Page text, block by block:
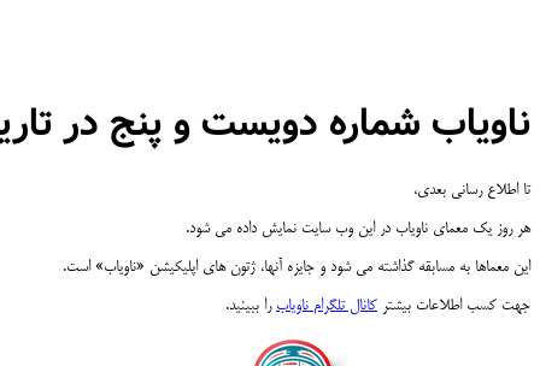
ناویاب شماره دویست و پنج در تاریخ
تا اطلاع رسانی بعدی،
هر روز یک معمای ناویاب در این وب سایت نمایش داده می شود.
این معماها به مسابقه گذاشته می شود و جایزه آنها، ژتون های اپلیکیشن «ناویاب» است.
جهت کسب اطلاعات بیشتر کانال تلگرام ناویاب را ببینید.